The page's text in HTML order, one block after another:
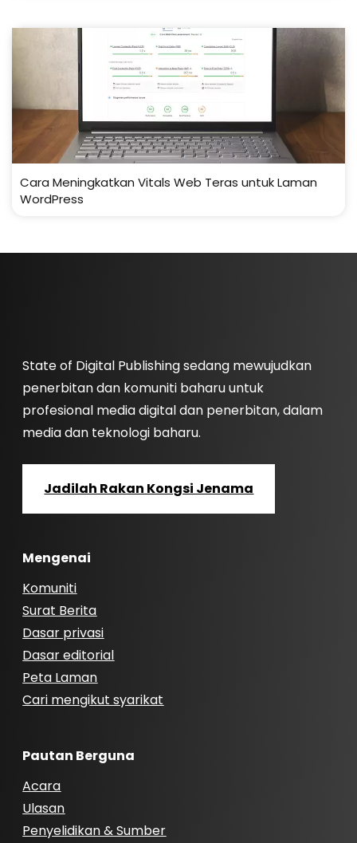
Cara Meningkatkan Vitals Web Teras untuk Laman
WordPress
State of Digital Publishing sedang mewujudkan
penerbitan dan komuniti baharu untuk
profesional media digital dan penerbitan, dalam
media dan teknologi baharu.
Jadilah Rakan Kongsi Jenama
Mengenai
Komuniti
Surat Berita
Dasar privasi
Dasar editorial
Peta Laman
Cari mengikut syarikat
Pautan Berguna
Acara
Ulasan
Penyelidikan & Sumber